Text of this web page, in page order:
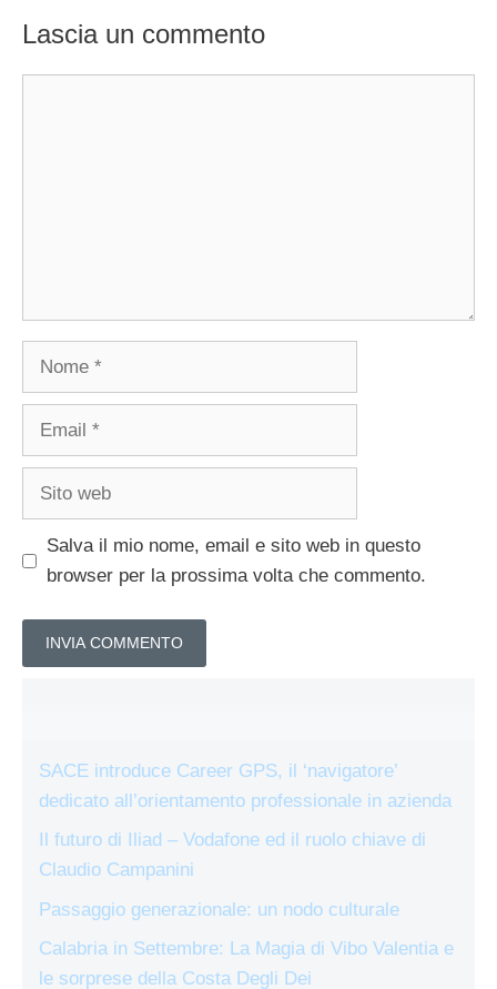
Lascia un commento
Nome
Email
Sito
Salva il mio nome, email e sito web in questo
browser per la prossima volta che commento.
SACE introduce Career GPS, il ‘navigatore’
dedicato all’orientamento professionale in azienda
Il futuro di Iliad – Vodafone ed il ruolo chiave di
Claudio Campanini
Passaggio generazionale: un nodo culturale
Calabria in Settembre: La Magia di Vibo Valentia e
le sorprese della Costa Degli Dei